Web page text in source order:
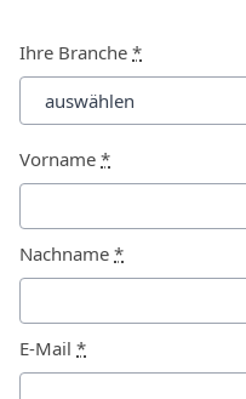
Ihre Branche *
Vorname *
Nachname *
E-Mail *